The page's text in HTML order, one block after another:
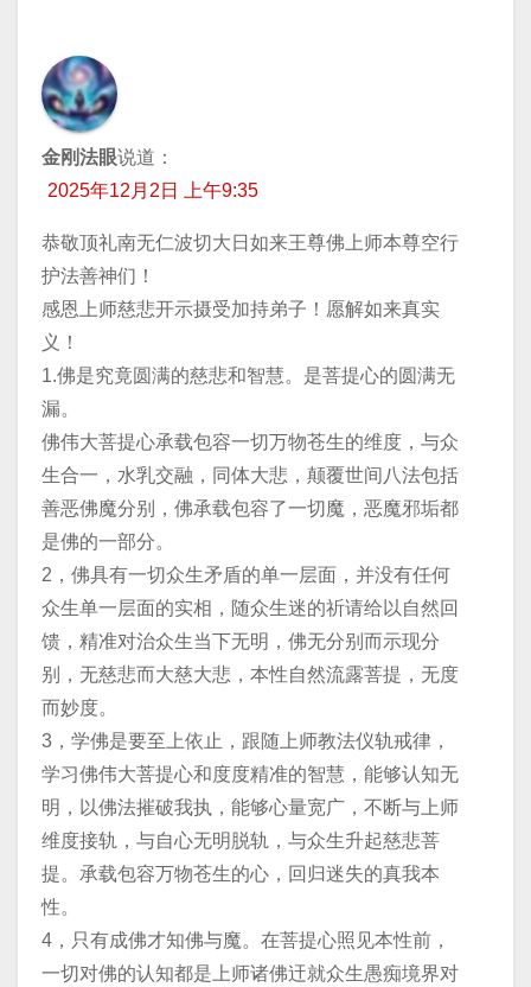
金刚法眼说道：
2025年12月2日 上午9:35
恭敬顶礼南无仁波切大日如来王尊佛上师本尊空行
护法善神们！
感恩上师慈悲开示摄受加持弟子！愿解如来真实
义！
1.佛是究竟圆满的慈悲和智慧。是菩提心的圆满无
漏。
佛伟大菩提心承载包容一切万物苍生的维度，与众
生合一，水乳交融，同体大悲，颠覆世间八法包括
善恶佛魔分别，佛承载包容了一切魔，恶魔邪垢都
是佛的一部分。
2，佛具有一切众生矛盾的单一层面，并没有任何
众生单一层面的实相，随众生迷的祈请给以自然回
馈，精准对治众生当下无明，佛无分别而示现分
别，无慈悲而大慈大悲，本性自然流露菩提，无度
而妙度。
3，学佛是要至上依止，跟随上师教法仪轨戒律，
学习佛伟大菩提心和度度精准的智慧，能够认知无
明，以佛法摧破我执，能够心量宽广，不断与上师
维度接轨，与自心无明脱轨，与众生升起慈悲菩
提。承载包容万物苍生的心，回归迷失的真我本
性。
4，只有成佛才知佛与魔。在菩提心照见本性前，
一切对佛的认知都是上师诸佛迀就众生愚痴境界对